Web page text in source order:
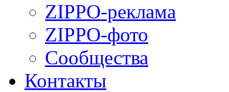
ZIPPO-реклама
ZIPPO-фото
Сообщества
Контакты